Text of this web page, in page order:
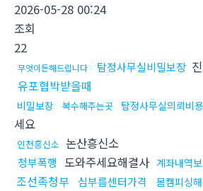
2026-05-28 00:24
조회
22
무엇이든해드립니다 탐정사무실비밀보장
유포협박받을때
비밀보장 복수해주는곳 탐정사무실의뢰비용
세요
인천흥신소 논산흥신소
청부폭행 도와주세요해결사 계좌내역
조선족청부 심부름센터가격 몸캠피싱